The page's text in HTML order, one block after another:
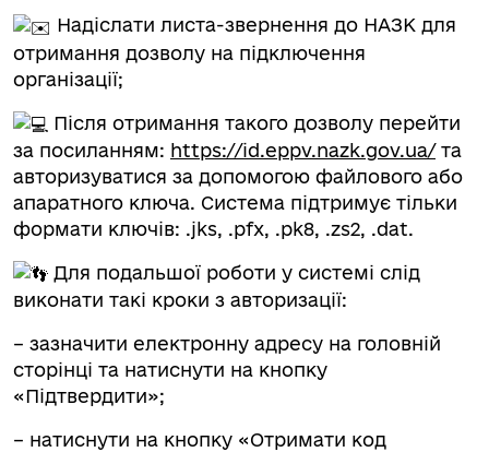
Надіслати листа-звернення до НАЗК для
отримання дозволу на підключення
організації;
Після отримання такого дозволу перейти
за посиланням: https://id.eppv.nazk.gov.ua/та
авторизуватися за допомогою файлового або
апаратного ключа. Система підтримує тільки
формати ключів: .jks, .pfx, .pk8, .zs2, .dat.
Для подальшої роботи у системі слід
виконати такі кроки з авторизації:
– зазначити електронну адресу на головній
сторінці та натиснути на кнопку
«Підтвердити»;
– натиснути на кнопку «Отримати код